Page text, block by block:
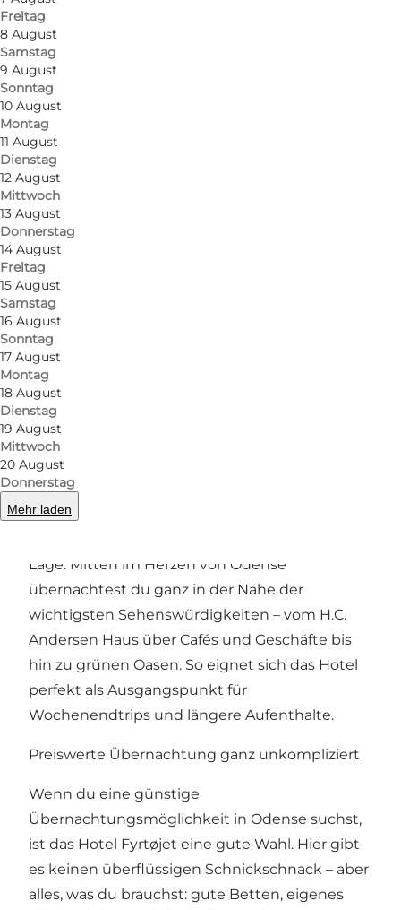
Freitag
8 August
Samstag
9 August
Sonntag
10 August
Montag
11 August
Dienstag
12 August
Mittwoch
13 August
Donnerstag
14 August
Freitag
15 August
Samstag
16 August
Sonntag
17 August
Montag
18 August
Dienstag
19 August
Mittwoch
20 August
Donnerstag
Mehr laden
:
Lage. Mitten im Herzen von Odense
übernachtest du ganz in der Nähe der
wichtigsten Sehenswürdigkeiten – vom H.C.
Andersen Haus über Cafés und Geschäfte bis
hin zu grünen Oasen. So eignet sich das Hotel
perfekt als Ausgangspunkt für
Wochenendtrips und längere Aufenthalte.
Preiswerte Übernachtung ganz unkompliziert
Wenn du eine günstige
Übernachtungsmöglichkeit in Odense suchst,
ist das Hotel Fyrtøjet eine gute Wahl. Hier gibt
es keinen überflüssigen Schnickschnack – aber
alles, was du brauchst: gute Betten, eigenes